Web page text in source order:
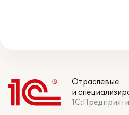
Отраслевые
и